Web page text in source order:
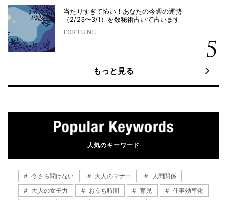
当たりすぎて怖い！あなたの今週の運勢
（2/23〜3/1）を数秘術占いで占います
FORTUNE
もっと見る
人気のキーワード
今さら聞けない 大人のマナー
人間関係
大人の女子力
おうち時間 育児
仕事効率化